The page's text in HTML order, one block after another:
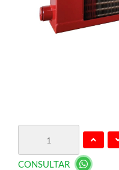
CONSULTAR